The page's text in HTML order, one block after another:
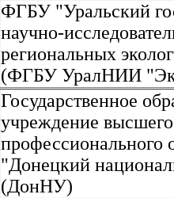
ФГБУ "Уральский
научно-
региональных
(ФГБУ УралНИИ
Государственное
учреждение высшего
профессионального
"Донецкий
(ДонНУ)